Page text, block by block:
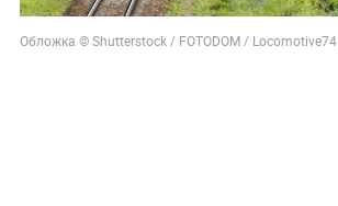
Обложка © Shutterstock / FOTODOM / Locomotive74